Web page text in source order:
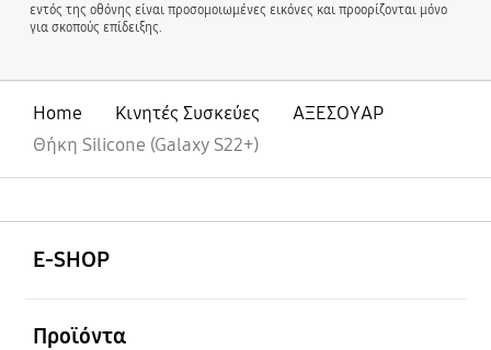
εντός της οθόνης είναι προσομοιωμένες εικόνες και προορίζονται μόνο
για σκοπούς επίδειξης.
Home Κινητές Συσκεύες
ΑΞΕΣΟΥΑΡ
Θήκη Silicone (Galaxy S22+)
E-SHOP
Προϊόντα